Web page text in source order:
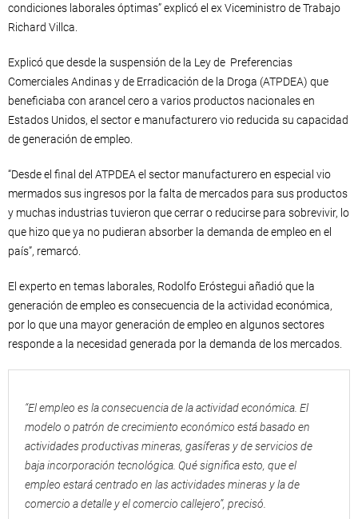
condiciones laborales óptimas” explicó el ex Viceministro de Trabajo
Richard Villca.
Explicó que desde la suspensión de la Ley de Preferencias
Comerciales Andinas y de Erradicación de la Droga (ATPDEA) que
beneficiaba con arancel cero a varios productos nacionales en
Estados Unidos, el sector e manufacturero vio reducida su capacidad
de generación de empleo.
“Desde el final del ATPDEA el sector manufacturero en especial vio
mermados sus ingresos por la falta de mercados para sus productos
y muchas industrias tuvieron que cerrar o reducirse para sobrevivir, lo
que hizo que ya no pudieran absorber la demanda de empleo en el
país”, remarcó.
El experto en temas laborales, Rodolfo Eróstegui añadió que la
generación de empleo es consecuencia de la actividad económica,
por lo que una mayor generación de empleo en algunos sectores
responde a la necesidad generada por la demanda de los mercados.
“El empleo es la consecuencia de la actividad económica. El
modelo o patrón de crecimiento económico está basado en
actividades productivas mineras, gasíferas y de servicios de
baja incorporación tecnológica. Qué significa esto, que el
empleo estará centrado en las actividades mineras y la de
comercio a detalle y el comercio callejero”, precisó.